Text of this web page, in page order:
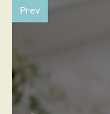
Prev